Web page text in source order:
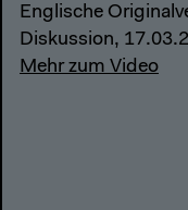
Englische
Diskussion,
Mehr zum Video